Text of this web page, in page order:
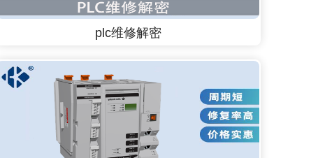
plc维修解密